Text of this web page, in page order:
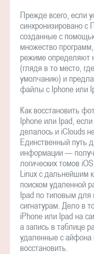
Прежде всего, если
синхронизировано с
созданные с
множество
режиме определяют
(глядя в то место,
умолчанию) и
файлы с Iphone или
Как восстановить
Iphone или Ipad,
делалось и iClouds
Единственный путь
информации —
логических томов
Linux с дальнейшим
поиском удаленной
Ipad по типовым
сигнатурам. Дело в
iPhone или Ipad на
а запись в таблице
удаленные с
восстановить.